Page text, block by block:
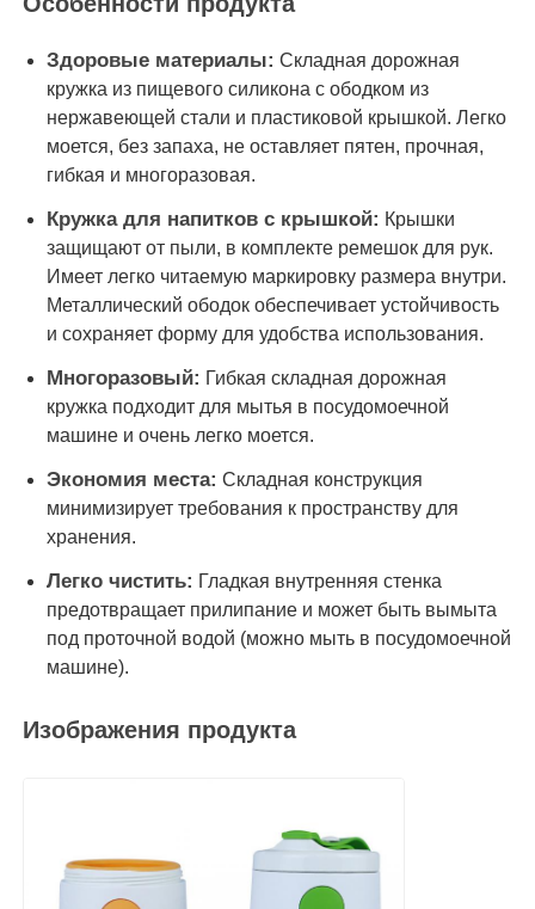
Силиконовый путевой бан
Силиконовая складная бутылка для воды
Силиконовая складная кружка
Силиконовые кухонные изделия
Изделия из силиконовой резины
Здоровые материалы: Складная дорожная
кружка из пищевого силикона с ободком из
нержавеющей стали и пластиковой крышкой. Легко
моется, без запаха, не оставляет пятен, прочная,
гибкая и многоразовая.
Кружка для напитков с крышкой: Крышки
защищают от пыли, в комплекте ремешок для рук.
Имеет легко читаемую маркировку размера внутри.
Металлический ободок обеспечивает устойчивость
и сохраняет форму для удобства использования.
Многоразовый: Гибкая складная дорожная
кружка подходит для мытья в посудомоечной
машине и очень легко моется.
Экономия места: Складная конструкция
минимизирует требования к пространству для
хранения.
Легко чистить: Гладкая внутренняя стенка
предотвращает прилипание и может быть вымыта
под проточной водой (можно мыть в посудомоечной
машине).
Изображения продукта